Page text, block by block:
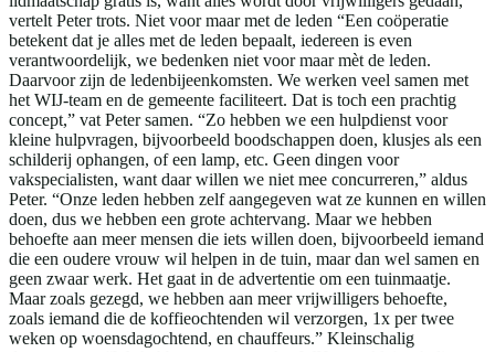
vertelt Peter trots. Niet voor maar met de leden “Een coöperatie
betekent dat je alles met de leden bepaalt, iedereen is even
verantwoordelijk, we bedenken niet voor maar mèt de leden.
Daarvoor zijn de ledenbijeenkomsten. We werken veel samen met
het WIJ-team en de gemeente faciliteert. Dat is toch een prachtig
concept,” vat Peter samen. “Zo hebben we een hulpdienst voor
kleine hulpvragen, bijvoorbeeld boodschappen doen, klusjes als een
schilderij ophangen, of een lamp, etc. Geen dingen voor
vakspecialisten, want daar willen we niet mee concurreren,” aldus
Peter. “Onze leden hebben zelf aangegeven wat ze kunnen en willen
doen, dus we hebben een grote achtervang. Maar we hebben
behoefte aan meer mensen die iets willen doen, bijvoorbeeld iemand
die een oudere vrouw wil helpen in de tuin, maar dan wel samen en
geen zwaar werk. Het gaat in de advertentie om een tuinmaatje.
Maar zoals gezegd, we hebben aan meer vrijwilligers behoefte,
zoals iemand die de koffieochtenden wil verzorgen, 1x per twee
weken op woensdagochtend, en chauffeurs.” Kleinschalig